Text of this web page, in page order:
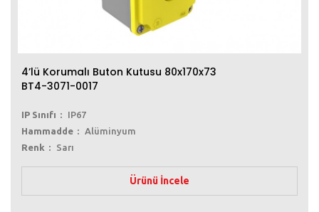
4’lü Korumalı Buton Kutusu 80x170x73
BT4-3071-0017
IP Sınıfı
IP67
Hammadde
Alüminyum
Renk
Sarı
Ürünü İncele